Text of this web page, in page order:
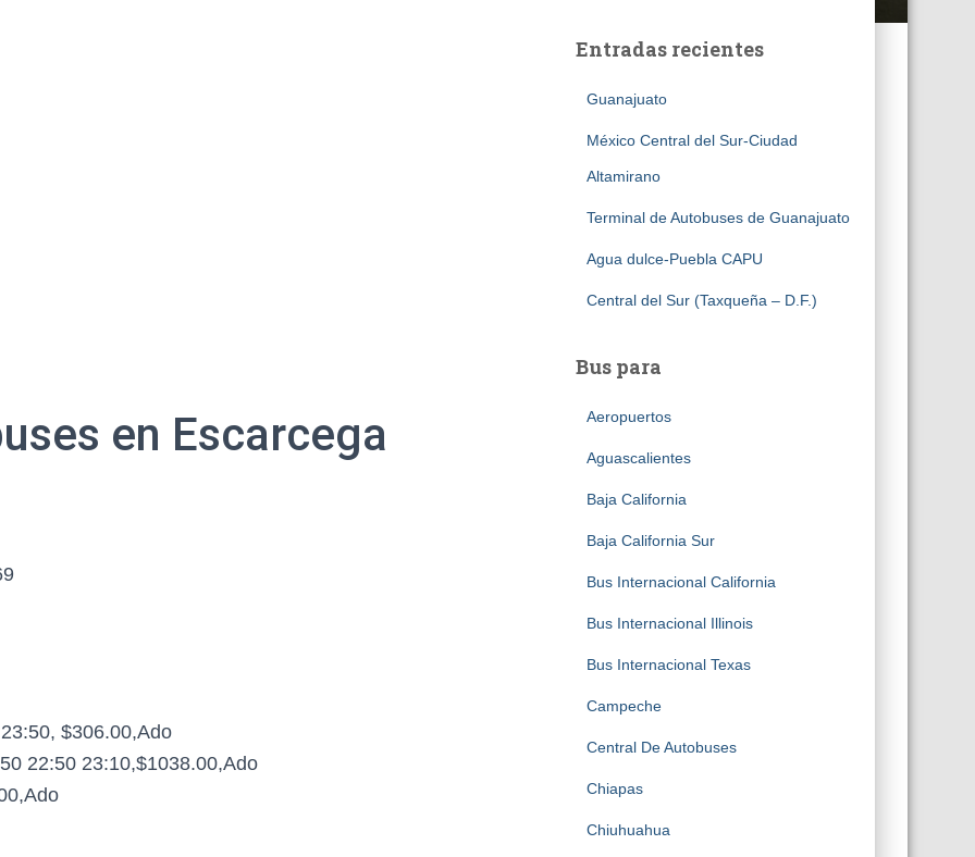
en Escarcega
$306.00,Ado
22:50 23:10,$1038.00,Ado
Entradas recientes
Guanajuato
México Central del Sur-Ciudad
Altamirano
Terminal de Autobuses de Guanajuato
Agua dulce-Puebla CAPU
Central del Sur (Taxqueña – D.F.)
Bus para
Aeropuertos
Aguascalientes
Baja California
Baja California Sur
Bus Internacional California
Bus Internacional Illinois
Bus Internacional Texas
Campeche
Central De Autobuses
Chiapas
Chiuhuahua